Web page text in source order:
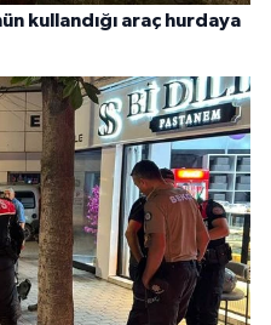
kullandığı araç hurdaya